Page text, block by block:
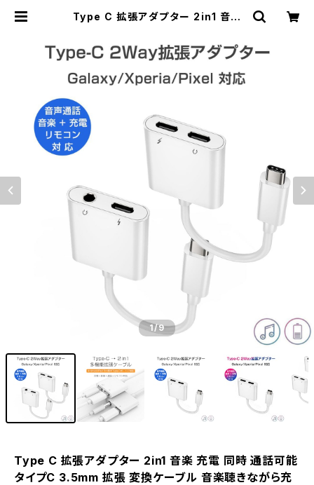
Type C 拡張アダプター 2in1 音楽
電 ヘッドホン「C-size.C」 | Pro St
ation（Ｋ＆Ｍサービス株式会社）
1/9
Type C 拡張アダプター 2in1 音楽 充電 同時 通話可能
タイプC 3.5mm 拡張 変換ケーブル 音楽聴きながら充